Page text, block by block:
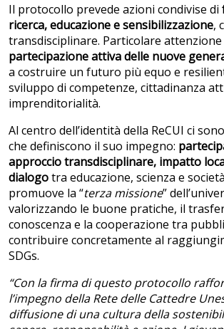
Il protocollo prevede azioni condivise di
ricerca, educazione e sensibilizzazione,
transdisciplinare. Particolare
partecipazione attiva delle nuove
a costruire un futuro più equo e
sviluppo di competenze, cittadinanza
imprenditorialità.
Al centro dell’identità della ReCUI ci
che definiscono il suo impegno:
approccio transdisciplinare, impatto
dialogotra educazione, scienza e
promuove la “terza missione”
valorizzando le buone pratiche, il
conoscenza e la cooperazione tra
contribuire concretamente al
SDGs.
“Con la firma di questo protocollo
l’impegno della Rete delle Cattedre
diffusione di una cultura della